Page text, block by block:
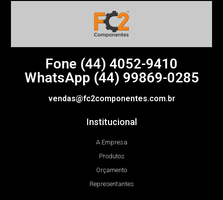
Fone (44) 4052-9410
WhatsApp (44) 99869-0285
vendas@fc2componentes.com.br
Institucional
A Empresa
Produtos
Orçamento
Representantes